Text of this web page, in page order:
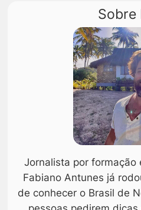
Sobre
Jornalista por formação
Fabiano Antunes já
de conhecer o Brasil de